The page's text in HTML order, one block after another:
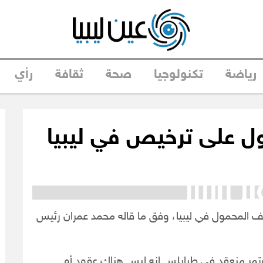
رياضة تكنولوجيا صحة ثقافة رأي
على ترخيص في ليبيا
في ليبيا، وفق ما قاله محمد عمران رئيس